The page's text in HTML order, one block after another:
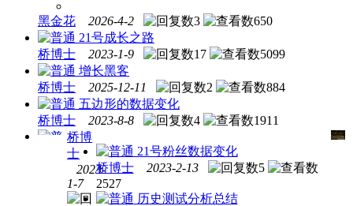
黑金花 2026-4-2 3
650
21号成长之路
桥博士
2023-1-9 17
5099
增长黑客
桥博士
2025-12-11 2
884
五边形的数据变化
桥博士
2023-8-8 4 1911
桥博
士
2023-
1-7
21号粉丝数据变化
桥博士
2023-2-13
5
2527
历史测试分析总结